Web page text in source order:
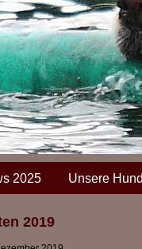
2025 Unsere
2019